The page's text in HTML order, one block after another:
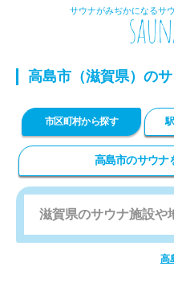
サウナがみぢかになるサ
高島市（滋賀県）の
市区町村から探す
高島市のサウナ
高